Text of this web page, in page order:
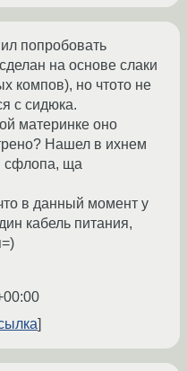
попробовать
на основе слаки
компов), но чтото не
с сидюка.
материнке оно
Нашел в ихнем
сфлопа, ща
в данный момент у
кабель питания,